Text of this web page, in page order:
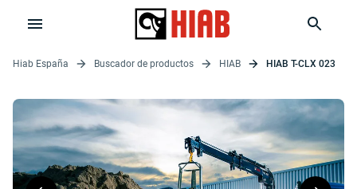
Hiab España Buscador de productos HIAB HIAB T-CLX 023